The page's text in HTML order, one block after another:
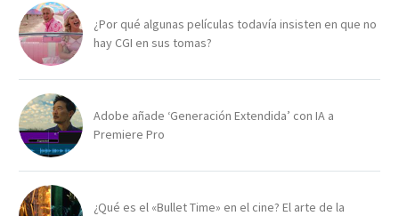
¿Por qué algunas películas todavía insisten en que no
hay CGI en sus tomas?
Adobe añade ‘Generación Extendida’ con IA a
Premiere Pro
¿Qué es el «Bullet Time» en el cine? El arte de la